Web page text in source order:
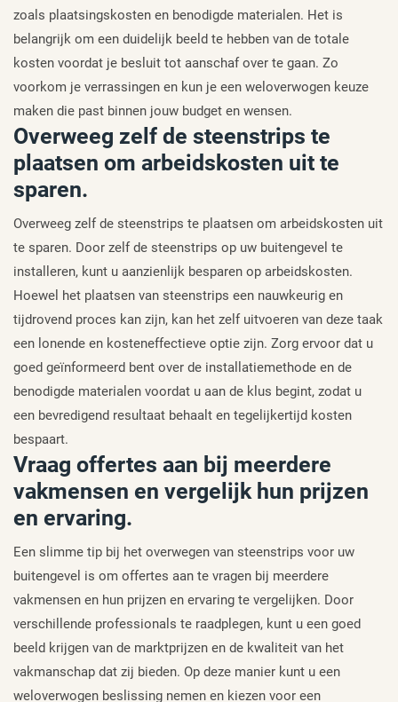
zoals plaatsingskosten en benodigde materialen. Het is
belangrijk om een duidelijk beeld te hebben van de totale
kosten voordat je besluit tot aanschaf over te gaan. Zo
voorkom je verrassingen en kun je een weloverwogen keuze
maken die past binnen jouw budget en wensen.
Overweeg zelf de steenstrips te
plaatsen om arbeidskosten uit te
sparen.
Overweeg zelf de steenstrips te plaatsen om arbeidskosten uit
te sparen. Door zelf de steenstrips op uw buitengevel te
installeren, kunt u aanzienlijk besparen op arbeidskosten.
Hoewel het plaatsen van steenstrips een nauwkeurig en
tijdrovend proces kan zijn, kan het zelf uitvoeren van deze taak
een lonende en kosteneffectieve optie zijn. Zorg ervoor dat u
goed geïnformeerd bent over de installatiemethode en de
benodigde materialen voordat u aan de klus begint, zodat u
een bevredigend resultaat behaalt en tegelijkertijd kosten
bespaart.
Vraag offertes aan bij meerdere
vakmensen en vergelijk hun prijzen
en ervaring.
Een slimme tip bij het overwegen van steenstrips voor uw
buitengevel is om offertes aan te vragen bij meerdere
vakmensen en hun prijzen en ervaring te vergelijken. Door
verschillende professionals te raadplegen, kunt u een goed
beeld krijgen van de marktprijzen en de kwaliteit van het
vakmanschap dat zij bieden. Op deze manier kunt u een
weloverwogen beslissing nemen en kiezen voor een